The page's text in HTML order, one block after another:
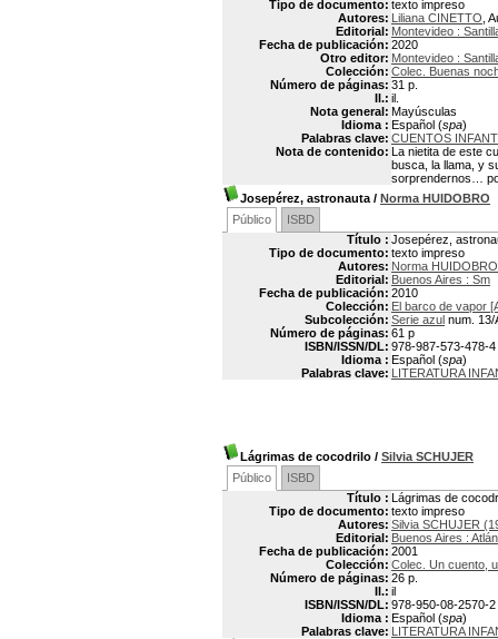
Tipo de documento: texto impreso
Autores: Liliana CINETTO ,
Editorial: Montevideo :
Fecha de publicación: 2020
Otro editor: Montevideo :
Colección: Colec. Buenas
Número de páginas: 31 p.
Il.: il.
Nota general: Mayúsculas
Idioma : Español (spa)
Palabras clave: CUENTOS
Nota de contenido: La nietita de este
busca, la llama, y
sorprendernos…
Josepérez, astronauta / Norma HUIDOBRO
Público
ISBD
Título : Josepérez,
Tipo de documento: texto impreso
Autores: Norma HUIDOBRO
Editorial: Buenos Aires : Sm
Fecha de publicación: 2010
Colección: El barco de vapor
Subcolección: Serie azul num. 13/
Número de páginas: 61 p
ISBN/ISSN/DL: 978-987-573-478-4
Idioma : Español (spa)
Palabras clave: LITERATURA
Lágrimas de cocodrilo / Silvia SCHUJER
Público
ISBD
Título : Lágrimas de
Tipo de documento: texto impreso
Autores: Silvia SCHUJER
Editorial: Buenos Aires :
Fecha de publicación: 2001
Colección: Colec. Un cuento,
Número de páginas: 26 p.
Il.: il
ISBN/ISSN/DL: 978-950-08-2570-2
Idioma : Español (spa)
Palabras clave: LITERATURA